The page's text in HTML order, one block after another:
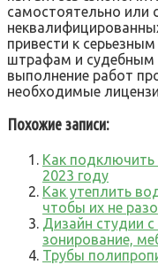
самостоятельно или
привести к
штрафам и судебным
выполнение работ
необходимые
Похожие записи:
Как
2023 году
Как утеплить
чтобы их не
Дизайн студии
зонирование,
Трубы